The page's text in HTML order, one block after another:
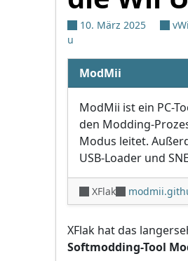
10. März 2025
u
ModMii
ModMii ist ein PC-
den Modding-
Modus leitet.
USB-Loader und
XFlak
XFlak hat das
Softmodding-Tool